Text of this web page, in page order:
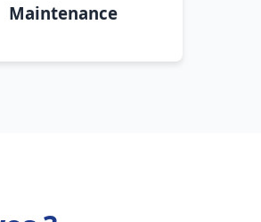
Maintenance